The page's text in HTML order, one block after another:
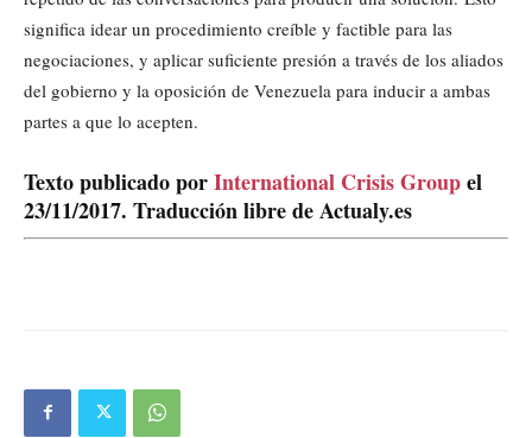
significa idear un procedimiento creíble y factible para las
negociaciones, y aplicar suficiente presión a través de los aliados
del gobierno y la oposición de Venezuela para inducir a ambas
partes a que lo acepten.
Texto publicado porInternational Crisis Groupel
23/11/2017. Traducción libre de Actualy.es